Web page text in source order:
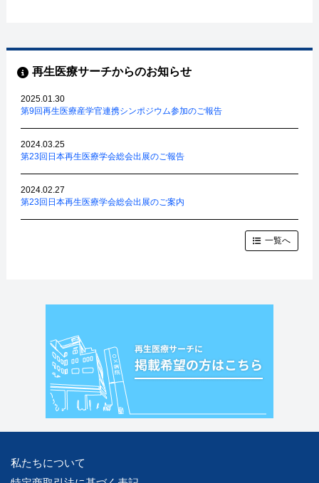
再生医療サーチからのお知らせ
2025.01.30
第9回再生医療産学官連携シンポジウム参加のご報告
2024.03.25
第23回日本再生医療学会総会出展のご報告
2024.02.27
第23回日本再生医療学会総会出展のご案内
一覧へ
私たちについて